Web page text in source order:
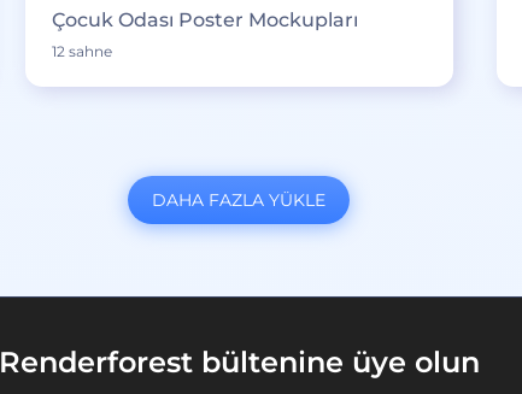
Çocuk Odası Poster Mockupları
12 sahne
DAHA FAZLA YÜKLE
Renderforest bültenine üye olun